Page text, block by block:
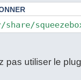
pas utiliser le